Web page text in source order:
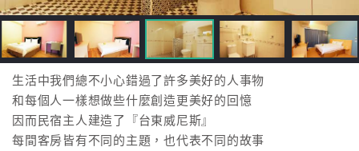
跟
飯
店
訂
房
HOT
生活中我們總不小心錯過了許多美好的人事物
和每個人一樣想做些什麼創造更美好的回憶
因而民宿主人建造了『台東威尼斯』
每間客房皆有不同的主題，也代表不同的故事